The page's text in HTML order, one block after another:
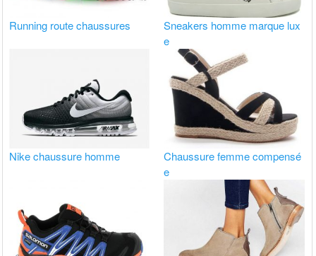
Running route chaussures
Sneakers homme marque lux
e
Nike chaussure homme
Chaussure femme compensé
e